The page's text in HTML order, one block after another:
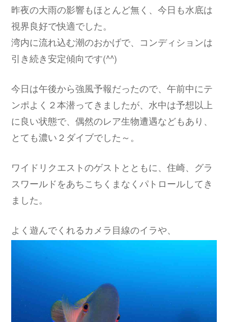
昨夜の大雨の影響もほとんど無く、今日も水底は
視界良好で快適でした。
湾内に流れ込む潮のおかげで、コンディションは
引き続き安定傾向です(^^)
今日は午後から強風予報だったので、午前中にテ
ンポよく２本潜ってきましたが、水中は予想以上
に良い状態で、偶然のレア生物遭遇などもあり、
とても濃い２ダイブでした～。
ワイドリクエストのゲストとともに、住崎、グラ
スワールドをあちこちくまなくパトロールしてき
ました。
よく遊んでくれるカメラ目線のイラや、